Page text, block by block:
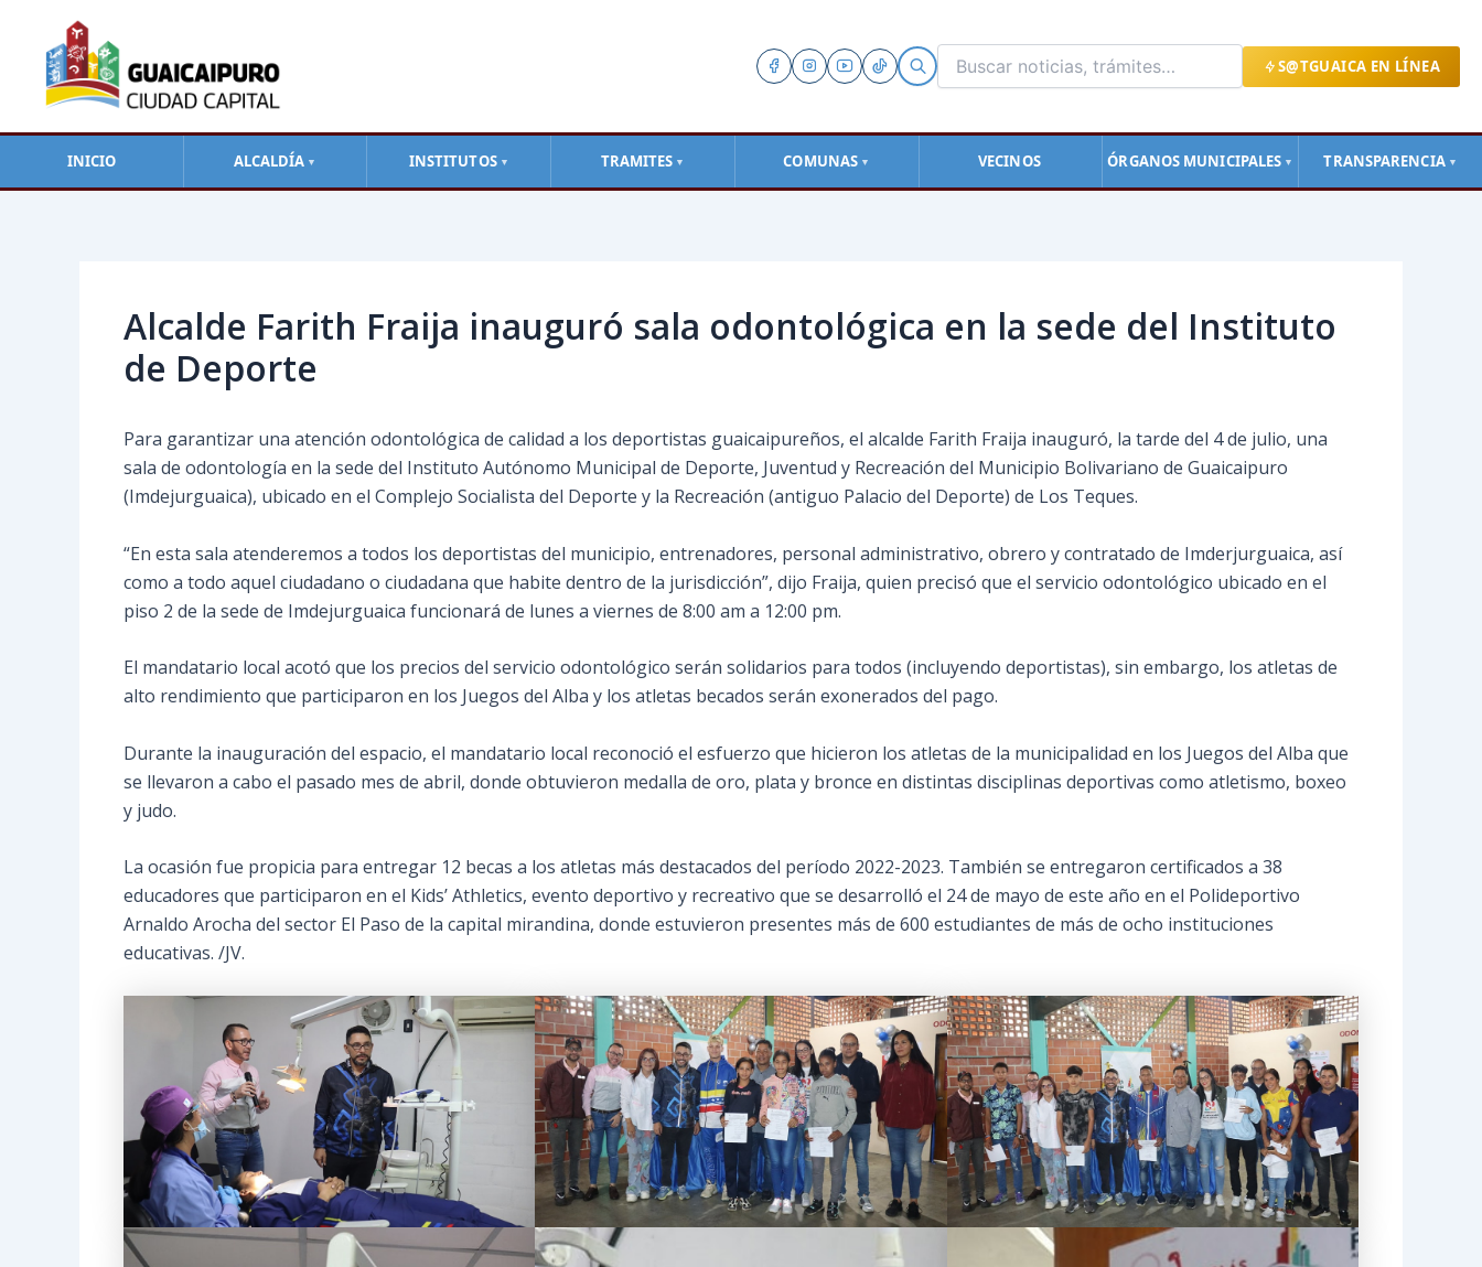
S@TGUAICA EN LÍNEA
INICIO ALCALDÍA ▼ INSTITUTOS ▼ TRAMITES ▼ COMUNAS ▼ VECINOS ÓRGANOS MUNICIPALES ▼ TRANSPARENCIA ▼
contenido
Alcalde Farith Fraija inauguró sala odontológica en la sede del Instituto
de Deporte
Para garantizar una atención odontológica de calidad a los deportistas guaicaipureños, el alcalde Farith Fraija inauguró, la tarde del 4 de julio, una
sala de odontología en la sede del Instituto Autónomo Municipal de Deporte, Juventud y Recreación del Municipio Bolivariano de Guaicaipuro
(Imdejurguaica), ubicado en el Complejo Socialista del Deporte y la Recreación (antiguo Palacio del Deporte) de Los Teques.
“En esta sala atenderemos a todos los deportistas del municipio, entrenadores, personal administrativo, obrero y contratado de Imderjurguaica, así
como a todo aquel ciudadano o ciudadana que habite dentro de la jurisdicción”, dijo Fraija, quien precisó que el servicio odontológico ubicado en el
piso 2 de la sede de Imdejurguaica funcionará de lunes a viernes de 8:00 am a 12:00 pm.
El mandatario local acotó que los precios del servicio odontológico serán solidarios para todos (incluyendo deportistas), sin embargo, los atletas de
alto rendimiento que participaron en los Juegos del Alba y los atletas becados serán exonerados del pago.
Durante la inauguración del espacio, el mandatario local reconoció el esfuerzo que hicieron los atletas de la municipalidad en los Juegos del Alba que
se llevaron a cabo el pasado mes de abril, donde obtuvieron medalla de oro, plata y bronce en distintas disciplinas deportivas como atletismo, boxeo
y judo.
La ocasión fue propicia para entregar 12 becas a los atletas más destacados del período 2022-2023. También se entregaron certificados a 38
educadores que participaron en el Kids’ Athletics, evento deportivo y recreativo que se desarrolló el 24 de mayo de este año en el Polideportivo
Arnaldo Arocha del sector El Paso de la capital mirandina, donde estuvieron presentes más de 600 estudiantes de más de ocho instituciones
educativas. /JV.